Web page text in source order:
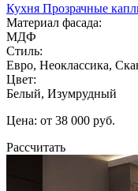
Кухня Прозрачные
Материал фасада:
МДФ
Стиль:
Евро, Неоклассика,
Цвет:
Белый, Изумрудный
Цена: от 38 000 руб.
Рассчитать